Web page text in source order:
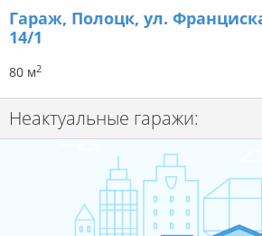
Гараж, Полоцк, ул.
14/1
80 м2
Неактуальные гаражи: